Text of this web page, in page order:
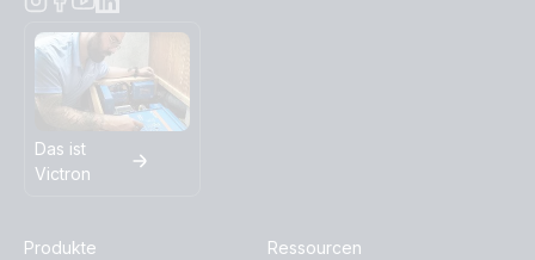
Das ist
Victron
Produkte
Ressourcen